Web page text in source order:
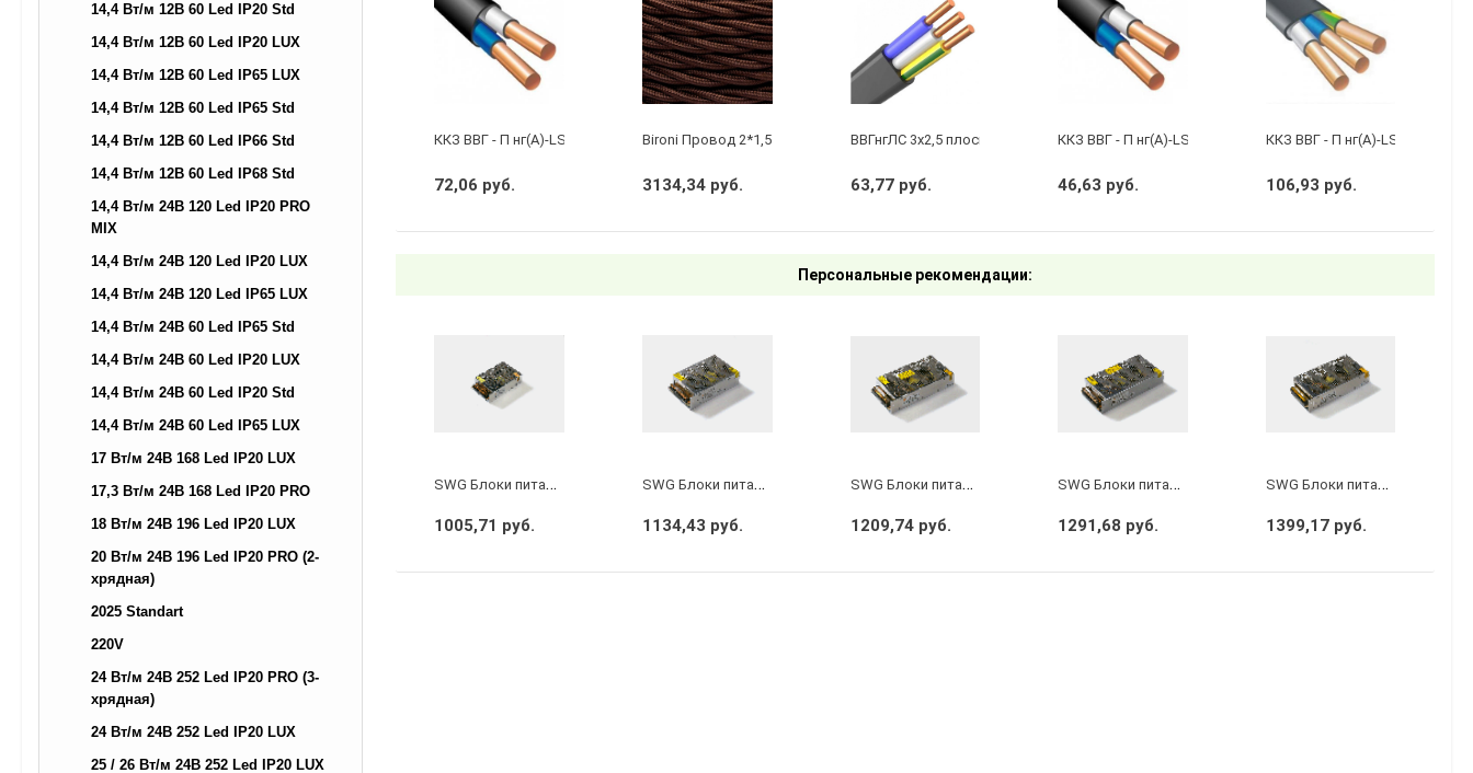
14,4 Вт/м 12В 60 Led IP20 Std
14,4 Вт/м 12В 60 Led IP20 LUX
14,4 Вт/м 12В 60 Led IP65 LUX
14,4 Вт/м 12В 60 Led IP65 Std
14,4 Вт/м 12В 60 Led IP66 Std
14,4 Вт/м 12В 60 Led IP68 Std
14,4 Вт/м 24В 120 Led IP20 PRO
MIX
14,4 Вт/м 24В 120 Led IP20 LUX
14,4 Вт/м 24В 120 Led IP65 LUX
14,4 Вт/м 24В 60 Led IP65 Std
14,4 Вт/м 24В 60 Led IP20 LUX
14,4 Вт/м 24В 60 Led IP20 Std
14,4 Вт/м 24В 60 Led IP65 LUX
17 Вт/м 24В 168 Led IP20 LUX
17,3 Вт/м 24В 168 Led IP20 PRO
18 Вт/м 24В 196 Led IP20 LUX
20 Вт/м 24В 196 Led IP20 PRO (2-
хрядная)
2025 Standart
220V
24 Вт/м 24В 252 Led IP20 PRO (3-
хрядная)
24 Вт/м 24В 252 Led IP20 LUX
25 / 26 Вт/м 24В 252 Led IP20 LUX
ККЗ ВВГ - П нг(А)-LS 2 х 2,5 ГОСТ
72,06 руб.
Bironi Провод 2*1,5 Коричневый (глянец) (цена за бухту 50м)
3134,34 руб.
ВВГнгЛС 3x2,5 плоский черный
63,77 руб.
ККЗ ВВГ - П нг(А)-LS 2 х 1,5 ГОСТ
46,63 руб.
ККЗ ВВГ - П нг(А)-LS 3 х 2,5
106,93 руб.
Персональные рекомендации:
S
WG Блоки питания сетка, 100 W, 12V, S-100-12
1005,71 руб.
S
WG Блоки питания сетка, 100 W, 24V, S-100-24
1134,43 руб.
S
WG Блоки питания сетка, 150 W, 12V, S-150-12
1209,74 руб.
S
WG Блоки питания сетка, 150 W, 24V, S-150-24
1291,68 руб.
S
WG Блоки питания сетка, 200 W, 12V, S-200-12
1399,17 руб.